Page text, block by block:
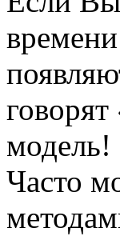
модель!
Часто